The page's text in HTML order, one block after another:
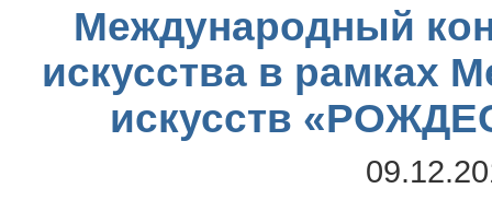
Международный
искусства в рамках
искусств